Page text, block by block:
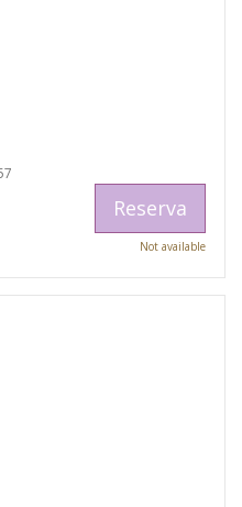
Reserva
Not available